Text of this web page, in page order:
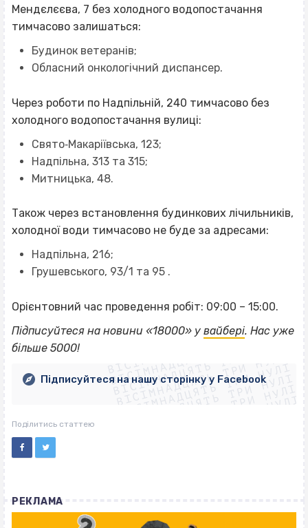
Мендєлєєва, 7 без холодного водопостачання
тимчасово залишаться:
Будинок ветеранів;
Обласний онкологічний диспансер.
Через роботи по Надпільній, 240 тимчасово без
холодного водопостачання вулиці:
Свято‐Макаріївська, 123;
Надпільна, 313 та 315;
Митницька, 48.
Також через встановлення будинкових лічильників,
холодної води тимчасово не буде за адресами:
Надпільна, 216;
Грушевського, 93/1 та 95 .
Орієнтовний час проведення робіт: 09:00 – 15:00.
Підписуйтеся на новини «18000» у вайбері. Нас уже
більше 5000!
ВІСІМНАДЦЯТЬ ТРИ НУЛІ
ВІСІМНАДЦЯТЬ ТРИ НУЛІ
ВІСІМНАДЦЯТЬ ТРИ НУЛІ
ВІСІМНАДЦЯТЬ ТРИ НУЛІ
ВІСІМНАДЦЯТЬ ТРИ НУЛІ
ВІСІМНАДЦЯТЬ ТРИ НУЛІ
ВІСІМНАДЦЯТЬ ТРИ НУЛІ
ВІСІМНАДЦЯТЬ ТРИ НУЛІ
Підписуйтеся на нашу сторінку у Facebook
Поділитись статтею
РЕКЛАМА